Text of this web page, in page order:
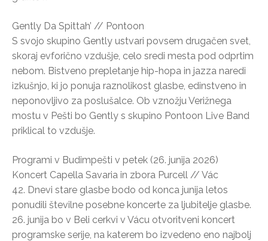
Gently Da Spittah’ // Pontoon
S svojo skupino Gently ustvari povsem drugačen svet,
skoraj evforično vzdušje, celo sredi mesta pod odprtim
nebom. Bistveno prepletanje hip-hopa in jazza naredi
izkušnjo, ki jo ponuja raznolikost glasbe, edinstveno in
neponovljivo za poslušalce. Ob vznožju Verižnega
mostu v Pešti bo Gently s skupino Pontoon Live Band
priklical to vzdušje.
Programi v Budimpešti v petek (26. junija 2026)
Koncert Capella Savaria in zbora Purcell // Vác
42. Dnevi stare glasbe bodo od konca junija letos
ponudili številne posebne koncerte za ljubitelje glasbe.
26. junija bo v Beli cerkvi v Vácu otvoritveni koncert
programske serije, na katerem bo izvedeno eno najbolj